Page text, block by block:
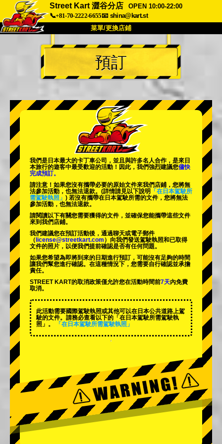
Street Kart 澀谷分店
OPEN 10:00-22:00
📞+81-70-2222-6655📧 shina@kart.st
菜單/更換店鋪
首頁
關於 規格 價格
公司 預訂
更換店鋪
東京 秋葉原 #2
東京 澀谷附店 東京灣
東京 淺草 大阪
沖繩
預訂
我們是日本最大的卡丁車公司，並且與許多名人合作，是來日
本旅行的遊客中最受歡迎的活動 ！因此，我們強烈建議您儘快
完成預訂。
請注意！如果您沒有攜帶必要的原始文件來我們店鋪，您將無
法參加活動，也無法退款。 (詳情請見以下說明
「在日本駕駛所
需駕駛執照」 ) 若沒有攜帶在日本駕駛所需的文件，您將無法
參加活動，也無法退款。
請閱讀以下有關您需要獲得的文件，並確保您能攜帶這些文件
來到我們店鋪。
我們建議您在預訂活動後，通過聊天或電子郵件
（ license@streetkart.com ）向我們發送駕駛執照和已取得
文件的照片，以便我們提前確認是否有任何問題。
如果您希望為即將到來的日期進行預訂，可能沒有足夠的時間
讓我們幫您進行確認。在這種情況下，您需要自行確認並承擔
責任。
STREET KART的取消政策僅允許您在活動時間前7天內免費
取消。
此活動需要國際駕駛執照或其他可以在日本公共道路上駕
駛的文件。請務必查看以下的「在日本駕駛所需駕駛執
照」。
「在日本駕駛所需駕駛執照」